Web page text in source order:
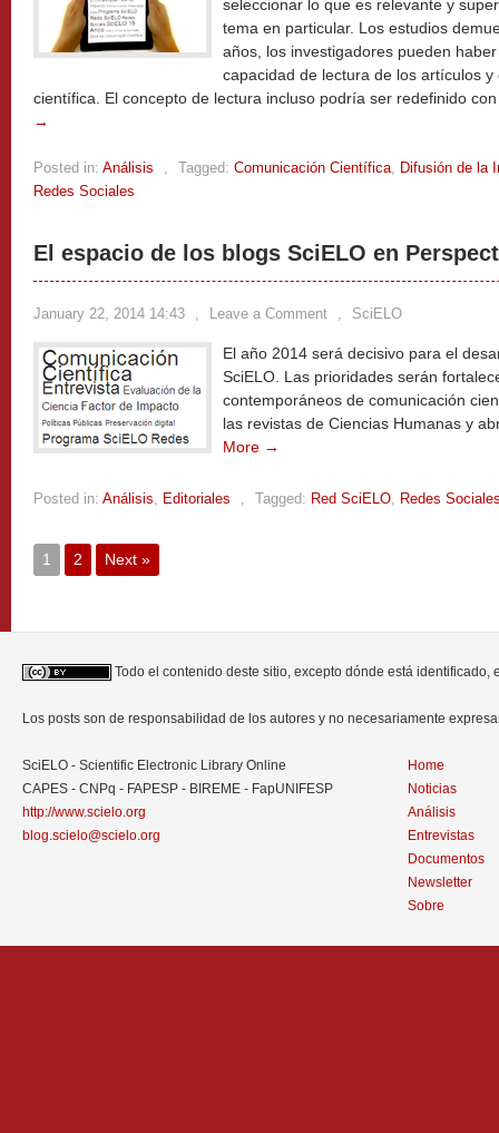
seleccionar lo que es relevante y
tema en particular. Los estudios
años, los investigadores pueden
capacidad de lectura de los artículos
científica. El concepto de lectura incluso podría ser redefinido
→
Posted in: Análisis , Tagged: Comunicación Científica, Difusión de la
Redes Sociales
El espacio de los blogs SciELO en
January 22, 2014 14:43 , Leave a Comment , SciELO
El año 2014 será decisivo para el
SciELO. Las prioridades serán
contemporáneos de comunicación
las revistas de Ciencias Humanas y
More →
Posted in: Análisis, Editoriales , Tagged: Red SciELO, Redes
1 2 Next »
Todo el contenido deste sitio, excepto dónde está identificado,
Los posts son de responsabilidad de los autores y no necesariamente
SciELO - Scientific Electronic Library Online
CAPES - CNPq - FAPESP - BIREME - FapUNIFESP
http://www.scielo.org
blog.scielo@scielo.org
Home
Noticias
Análisis
Entrevistas
Documentos
Newsletter
Sobre